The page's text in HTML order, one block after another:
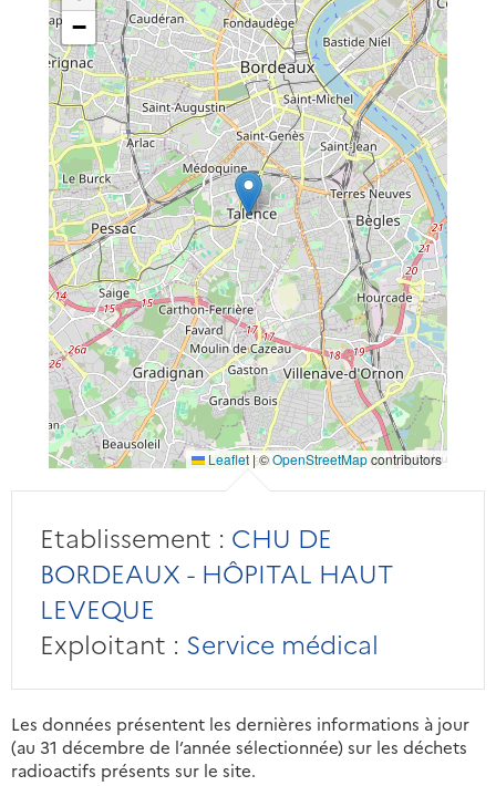
−
Leaflet |©OpenStreetMapcontributors
Etablissement : CHU DE
BORDEAUX - HÔPITAL HAUT
LEVEQUE
Exploitant : Service médical
Les données présentent les dernières informations à jour
(au 31 décembre de l’année sélectionnée) sur les déchets
radioactifs présents sur le site.